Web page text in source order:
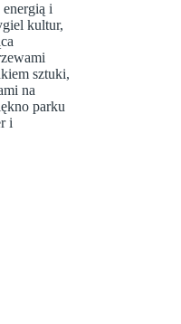
i
kultur,
sztuki,
na
parku
i